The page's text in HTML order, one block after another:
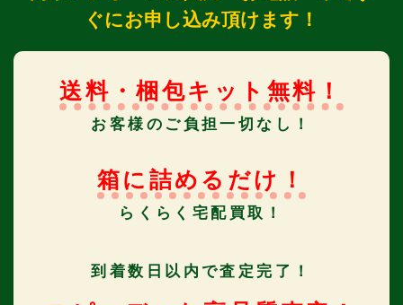
ぐにお申し込み頂けます！
送料・梱包キット無料！
お客様のご負担一切なし！
箱に詰めるだけ！
らくらく宅配買取！
到着数日以内で査定完了！